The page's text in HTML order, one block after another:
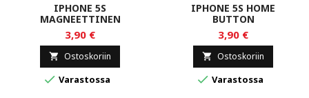
IPHONE 5S
MAGNEETTINEN
RUUVIALUSTA
3,90 €
 Ostoskoriin
 Varastossa
IPHONE 5S HOME
BUTTON
3,90 €
 Ostoskoriin
 Varastossa